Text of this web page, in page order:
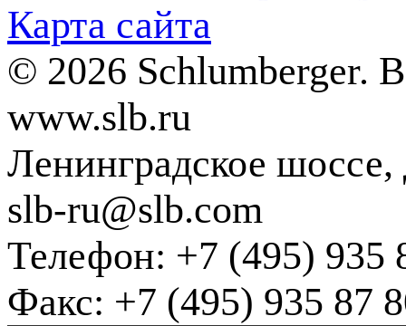
Карта сайта
© 2026 Schlumberger.
www.slb.ru
Ленинградское
slb-ru@slb.com
Телефон: +7 (495) 935
Факс: +7 (495) 935 87